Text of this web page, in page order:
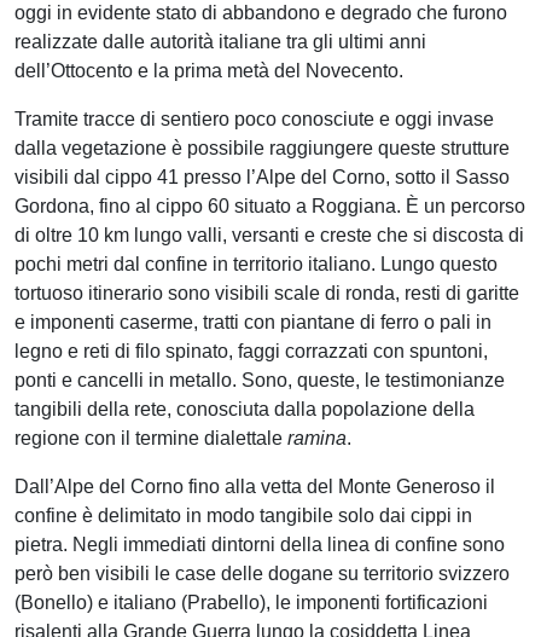
oggi in evidente stato di abbandono e degrado che furono
realizzate dalle autorità italiane tra gli ultimi anni
dell’Ottocento e la prima metà del Novecento.
Tramite tracce di sentiero poco conosciute e oggi invase
dalla vegetazione è possibile raggiungere queste strutture
visibili dal cippo 41 presso l’Alpe del Corno, sotto il Sasso
Gordona, fino al cippo 60 situato a Roggiana. È un percorso
di oltre 10 km lungo valli, versanti e creste che si discosta di
pochi metri dal confine in territorio italiano. Lungo questo
tortuoso itinerario sono visibili scale di ronda, resti di garitte
e imponenti caserme, tratti con piantane di ferro o pali in
legno e reti di filo spinato, faggi corrazzati con spuntoni,
ponti e cancelli in metallo. Sono, queste, le testimonianze
tangibili della rete, conosciuta dalla popolazione della
regione con il termine dialettale ramina.
Dall’Alpe del Corno fino alla vetta del Monte Generoso il
confine è delimitato in modo tangibile solo dai cippi in
pietra. Negli immediati dintorni della linea di confine sono
però ben visibili le case delle dogane su territorio svizzero
(Bonello) e italiano (Prabello), le imponenti fortificazioni
risalenti alla Grande Guerra lungo la cosiddetta Linea